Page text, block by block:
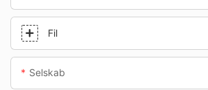
Fil
Selskab